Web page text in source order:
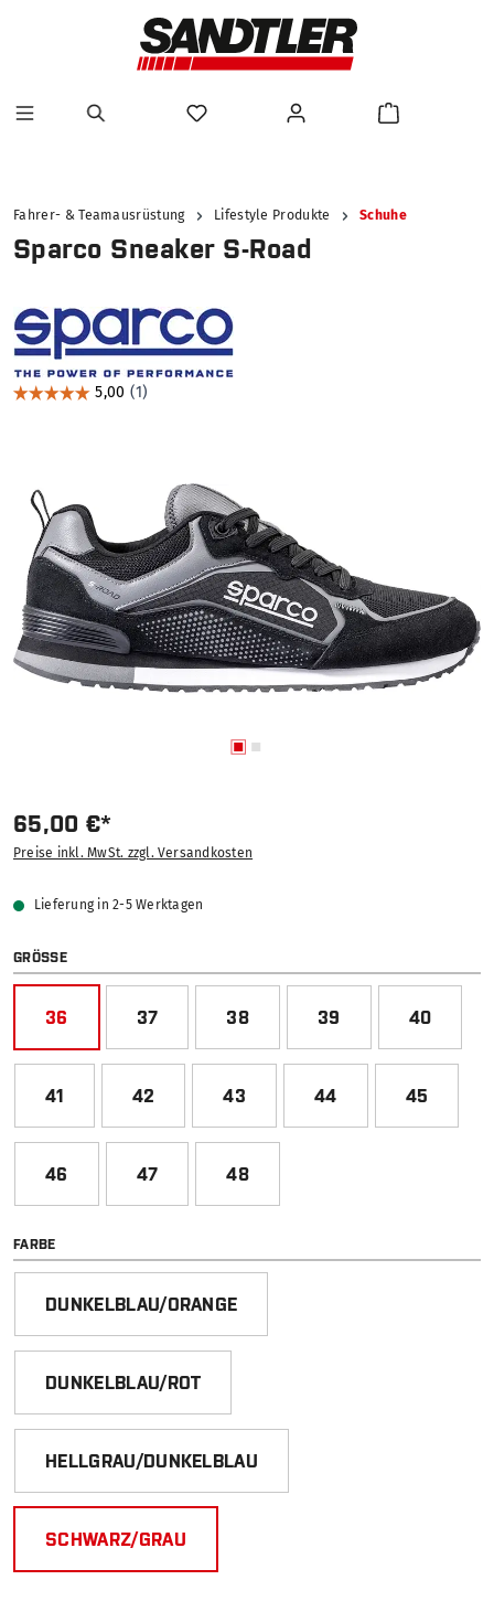
Fahrer- & Teamausrüstung Lifestyle Produkte Schuhe
Sparco Sneaker S-Road
65,00 €*
Preise inkl. MwSt. zzgl. Versandkosten
Lieferung in 2-5 Werktagen
GRÖSSE AUSWÄHLEN
36 37 38 39 40
41 42 43 44 45
46 47 48
FARBEAUSWÄHLEN
DUNKELBLAU/ORANGE
DUNKELBLAU/ROT
HELLGRAU/DUNKELBLAU
SCHWARZ/GRAU